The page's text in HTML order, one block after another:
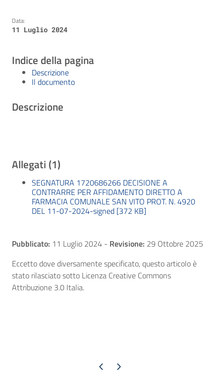
Data:
11 Luglio 2024
Indice della pagina
Descrizione
Il documento
Descrizione
Allegati (1)
SEGNATURA 1720686266 DECISIONE A
CONTRARRE PER AFFIDAMENTO DIRETTO A
FARMACIA COMUNALE SAN VITO PROT. N. 4920
DEL 11-07-2024-signed [372 KB]
Pubblicato: 11 Luglio 2024 - Revisione: 29 Ottobre 2025
Eccetto dove diversamente specificato, questo articolo è
stato rilasciato sotto Licenza Creative Commons
Attribuzione 3.0 Italia.
Pagina precedente
Pagina successiva